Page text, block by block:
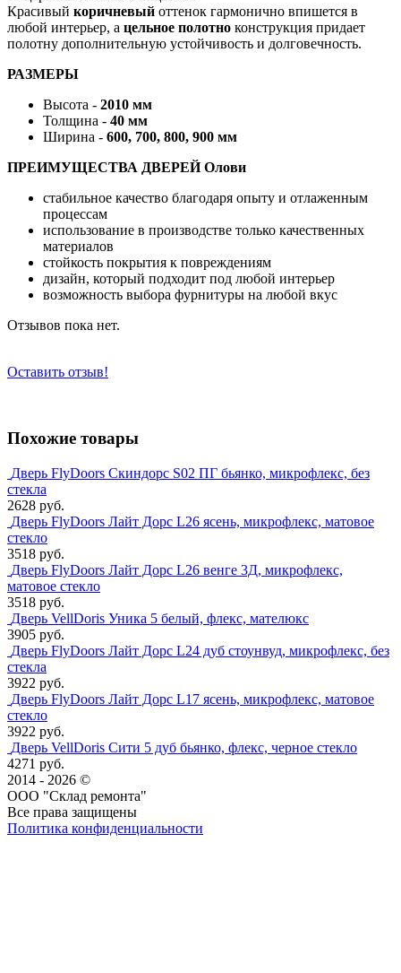
Красивый коричневый оттенок гармонично впишется в
любой интерьер, а цельное полотно конструкция придает
полотну дополнительную устойчивость и долговечность.
РАЗМЕРЫ
Высота - 2010 мм
Толщина - 40 мм
Ширина - 600, 700, 800, 900 мм
ПРЕИМУЩЕСТВА ДВЕРЕЙ Олови
стабильное качество благодаря опыту и отлаженным
процессам
использование в производстве только качественных
материалов
стойкость покрытия к повреждениям
дизайн, который подходит под любой интерьер
возможность выбора фурнитуры на любой вкус
Отзывов пока нет.
Оставить отзыв!
Похожие товары
Дверь FlyDoors Скиндорс S02 ПГ бьянко, микрофлекс, без
стекла
2628 руб.
Дверь FlyDoors Лайт Дорс L26 ясень, микрофлекс, матовое
стекло
3518 руб.
Дверь FlyDoors Лайт Дорс L26 венге 3Д, микрофлекс,
матовое стекло
3518 руб.
Дверь VellDoris Уника 5 белый, флекс, мателюкс
3905 руб.
Дверь FlyDoors Лайт Дорс L24 дуб стоунвуд, микрофлекс, без
стекла
3922 руб.
Дверь FlyDoors Лайт Дорс L17 ясень, микрофлекс, матовое
стекло
3922 руб.
Дверь VellDoris Сити 5 дуб бьянко, флекс, черное стекло
4271 руб.
2014 - 2026 ©
ООО "Склад ремонта"
Все права защищены
Политика конфиденциальности